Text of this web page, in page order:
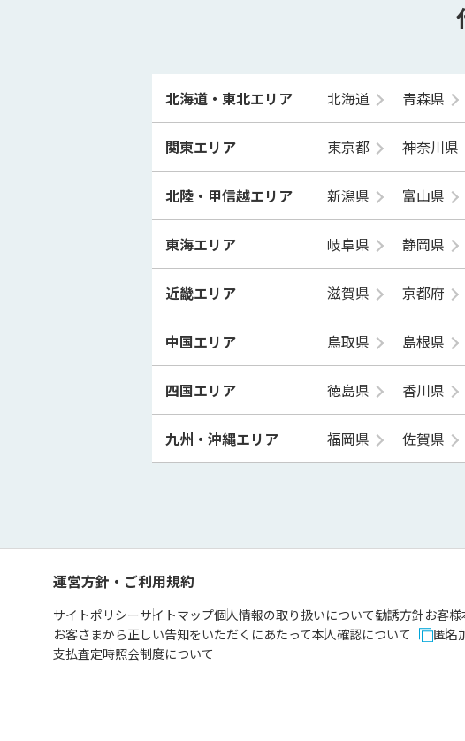
北海道・東北エリア 北海道 青森県
関東エリア 東京都 神奈川県
北陸・甲信越エリア 新潟県 富山県
東海エリア 岐阜県 静岡県
近畿エリア 滋賀県 京都府
中国エリア 鳥取県 島根県
四国エリア 徳島県 香川県
九州・沖縄エリア 福岡県 佐賀県
運営方針・ご利用規約
サイトポリシーサイトマップ個人情報の取り扱いについて勧誘方針お客
お客さまから正しい告知をいただくにあたって本人確認について 匿名
支払査定時照会制度について